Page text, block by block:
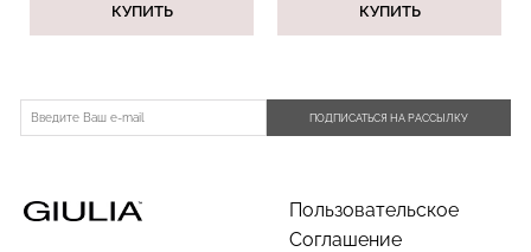
КУПИТЬ КУПИТЬ
ПОДПИСАТЬСЯ НА РАССЫЛКУ
Пользовательское
Соглашение